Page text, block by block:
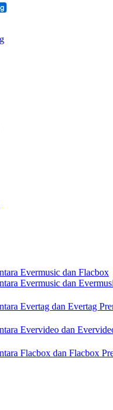
Evermusic dan Flacbox
Evermusic dan
Evertag dan Evertag
Evervideo dan
Flacbox dan Flacbox